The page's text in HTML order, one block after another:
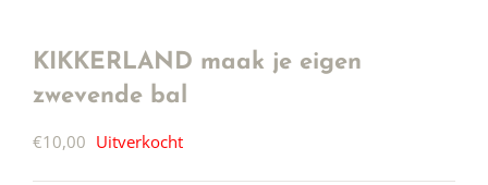
KIKKERLAND maak je eigen
zwevende bal
€10,00 Uitverkocht